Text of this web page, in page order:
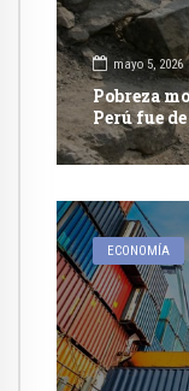
mayo 5, 2026
Pobreza
Perú fue
ECONOMÍA